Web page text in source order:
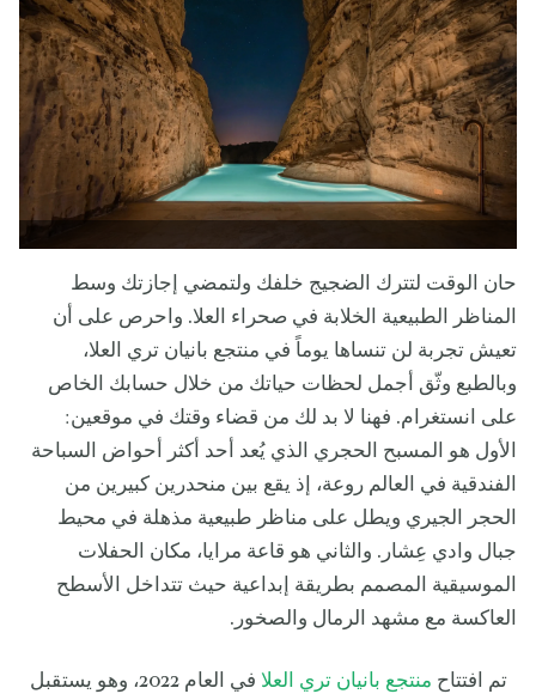
حان الوقت لتترك الضجيج خلفك ولتمضي إجازتك وسط
المناظر الطبيعية الخلابة في صحراء العلا. واحرص على أن
تعيش تجربة لن تنساها يوماً في منتجع بانيان تري العلا،
وبالطبع وثّق أجمل لحظات حياتك من خلال حسابك الخاص
على انستغرام. فهنا لا بد لك من قضاء وقتك في موقعين:
الأول هو المسبح الحجري الذي يُعد أحد أكثر أحواض السباحة
الفندقية في العالم روعة، إذ يقع بين منحدرين كبيرين من
الحجر الجيري ويطل على مناظر طبيعية مذهلة في محيط
جبال وادي عِشار. والثاني هو قاعة مرايا، مكان الحفلات
الموسيقية المصمم بطريقة إبداعية حيث تتداخل الأسطح
العاكسة مع مشهد الرمال والصخور.
تم افتتاح منتجع بانيان تري العلا
في العام 2022، وهو يستقبل